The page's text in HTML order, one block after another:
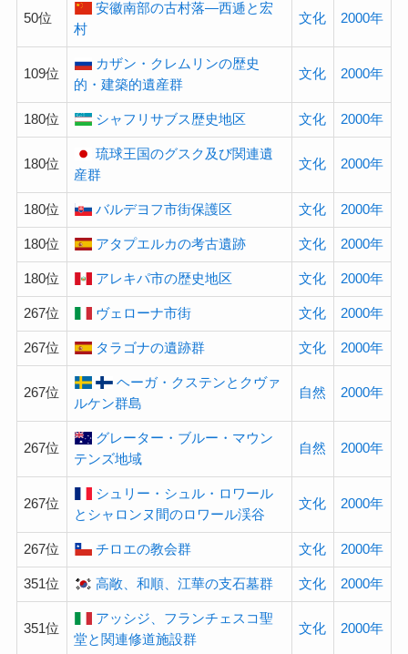
50位
安徽南部の古村落—西逓と宏
村
文化 2000年
109位
カザン・クレムリンの歴史
的・建築的遺産群
文化 2000年
180位 シャフリサブス歴史地区 文化 2000年
180位
琉球王国のグスク及び関連遺
産群
文化 2000年
180位 バルデヨフ市街保護区 文化 2000年
180位 アタプエルカの考古遺跡 文化 2000年
180位 アレキパ市の歴史地区 文化 2000年
267位 ヴェローナ市街 文化 2000年
267位 タラゴナの遺跡群 文化 2000年
267位
ヘーガ・クステンとクヴァ
ルケン群島
自然 2000年
267位
グレーター・ブルー・マウン
テンズ地域
自然 2000年
267位
シュリー・シュル・ロワール
とシャロンヌ間のロワール渓谷
文化 2000年
267位 チロエの教会群 文化 2000年
351位 高敞、和順、江華の支石墓群 文化 2000年
351位
アッシジ、フランチェスコ聖
堂と関連修道施設群
文化 2000年